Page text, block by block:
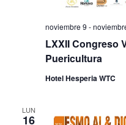
LXXII Congreso
Puericultura
noviembre 9 -
Hotel Hesperia WTC
LUN
16